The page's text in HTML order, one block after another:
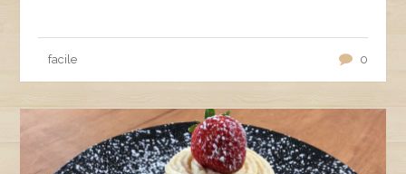
facile 0